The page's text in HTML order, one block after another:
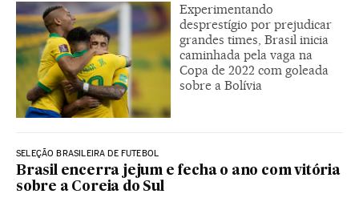
Experimentando
desprestígio por prejudicar
grandes times, Brasil inicia
caminhada pela vaga na
Copa de 2022 com goleada
sobre a Bolívia
SELEÇÃO BRASILEIRA DE FUTEBOL
Brasil encerra jejum e fecha o ano com vitória
sobre a Coreia do Sul